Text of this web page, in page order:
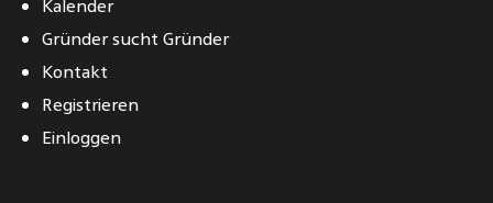
Kalender
Gründer sucht Gründer
Kontakt
Registrieren
Einloggen